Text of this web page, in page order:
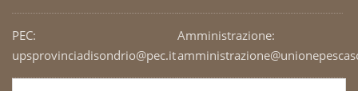
PEC:
upsprovinciadisondrio@pec.it
Amministrazione: